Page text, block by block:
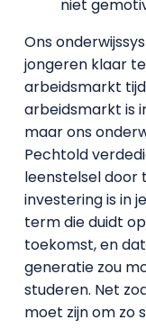
niet
Ons
jongeren klaar
arbeidsmarkt
arbeidsmarkt is
maar ons
Pechtold
leenstelsel door
investering is in
term die duidt
toekomst, en
generatie zou
studeren. Net
moet zijn om zo